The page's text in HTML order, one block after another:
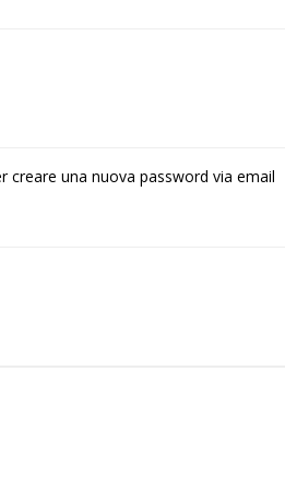
creare una nuova password via email